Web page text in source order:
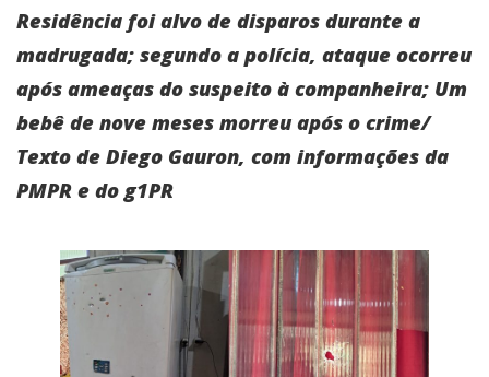
Residência foi alvo de disparos durante a
madrugada; segundo a polícia, ataque ocorreu
após ameaças do suspeito à companheira; Um
bebê de nove meses morreu após o crime/
Texto de Diego Gauron, com informações da
PMPR e do g1PR